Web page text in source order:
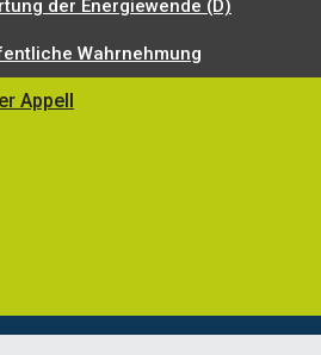
der Energiewende (D)
Wahrnehmung
Appell